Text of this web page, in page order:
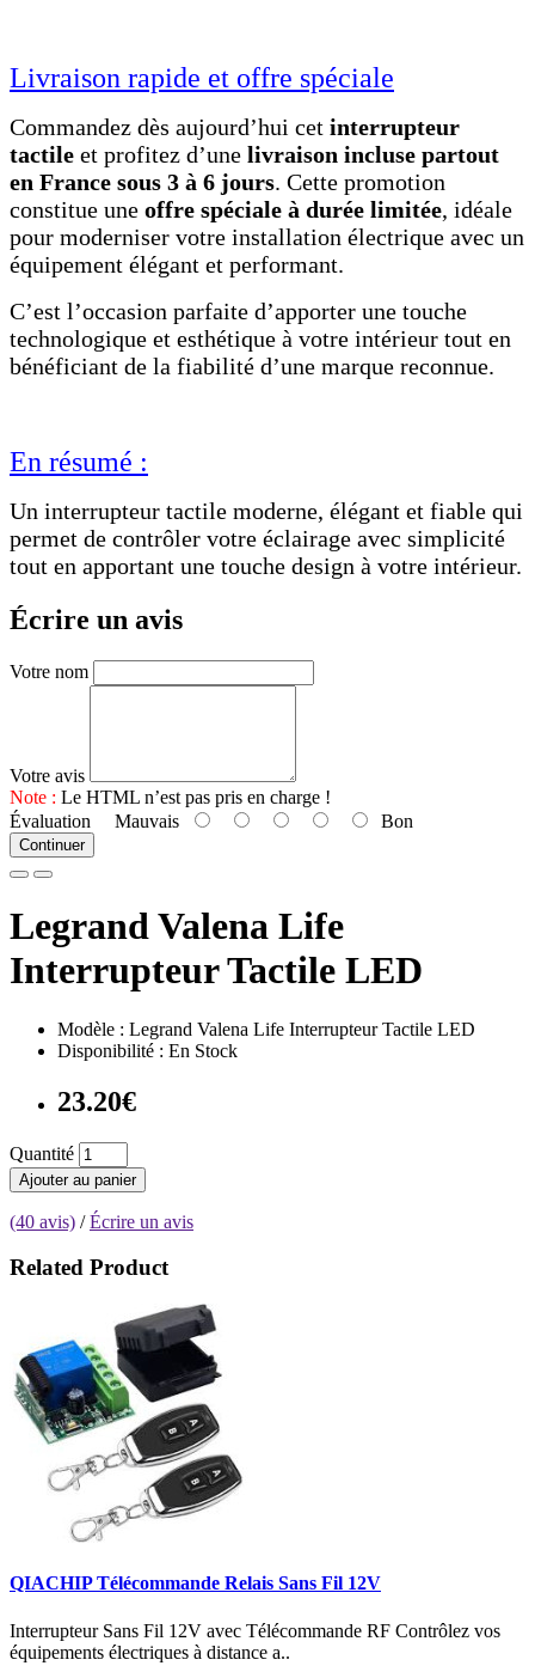
Livraison rapide et offre spéciale
Commandez dès aujourd’hui cet interrupteur
tactile et profitez d’une livraison incluse partout
en France sous 3 à 6 jours. Cette promotion
constitue une offre spéciale à durée limitée, idéale
pour moderniser votre installation électrique avec un
équipement élégant et performant.
C’est l’occasion parfaite d’apporter une touche
technologique et esthétique à votre intérieur tout en
bénéficiant de la fiabilité d’une marque reconnue.
En résumé :
Un interrupteur tactile moderne, élégant et fiable qui
permet de contrôler votre éclairage avec simplicité
tout en apportant une touche design à votre intérieur.
Écrire un avis
Votre nom
Votre avis
Note : Le HTML n’est pas pris en charge !
Évaluation Mauvais Bon
Continuer
Legrand Valena Life
Interrupteur Tactile LED
Modèle : Legrand Valena Life Interrupteur Tactile LED
Disponibilité : En Stock
23.20€
Quantité
Ajouter au panier
(40 avis) /Écrire un avis
Related Product
QIACHIP Télécommande Relais Sans Fil 12V
Interrupteur Sans Fil 12V avec Télécommande RF Contrôlez vos
équipements électriques à distance a..